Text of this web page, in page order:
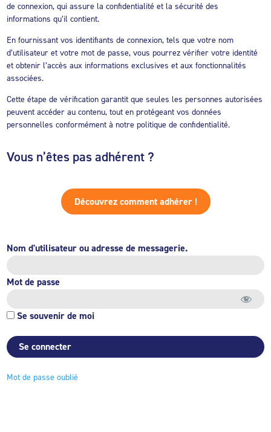
de connexion, qui assure la confidentialité et la sécurité des
informations qu’il contient.
En fournissant vos identifiants de connexion, tels que votre nom
d’utilisateur et votre mot de passe, vous pourrez vérifier votre identité
et obtenir l’accès aux informations exclusives et aux fonctionnalités
associées.
Cette étape de vérification garantit que seules les personnes autorisées
peuvent accéder au contenu, tout en protégeant vos données
personnelles conformément à notre politique de confidentialité.
Vous n’êtes pas adhérent ?
Découvrez comment adhérer !
Nom d'utilisateur ou adresse de messagerie.
Mot de passe
Se souvenir de moi
Mot de passe oublié